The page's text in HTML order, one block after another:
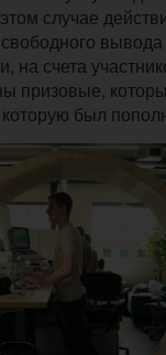
случае
вывода
на счета
призовые,
был